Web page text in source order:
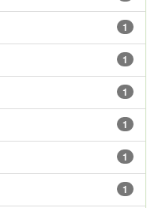
1
1
1
1
1
1